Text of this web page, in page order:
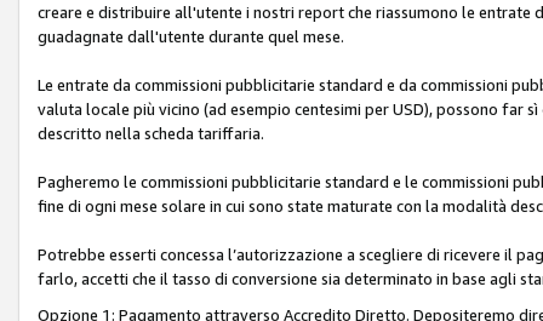
creare e distribuire all'utente i nostri report che riassumono le
guadagnate dall'utente durante quel mese.
Le entrate da commissioni pubblicitarie standard e da commissioni
valuta locale più vicino (ad esempio centesimi per USD), possono far
descritto nella scheda tariffaria.
Pagheremo le commissioni pubblicitarie standard e le commissioni
fine di ogni mese solare in cui sono state maturate con la modalità
Potrebbe esserti concessa l’autorizzazione a scegliere di ricevere il
farlo, accetti che il tasso di conversione sia determinato in base agli
Opzione 1: Pagamento attraverso Accredito Diretto. Depositeremo